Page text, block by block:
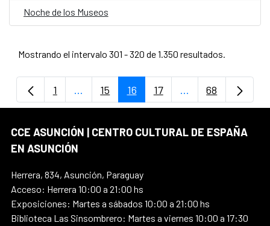
Noche de los Museos
Mostrando el intervalo 301 - 320 de 1.350 resultados.
Página
1 ...Páginas intermedias Use TAB para
Página
15 Página
16 Página
17 ...PáginasPágina
68
CCE ASUNCIÓN | CENTRO CULTURAL DE ESPAÑA
EN ASUNCIÓN
Herrera, 834, Asunción, Paraguay
Acceso: Herrera 10:00 a 21:00 hs
Exposiciones: Martes a sábados 10:00 a 21:00 hs
Biblioteca Las Sinsombrero: Martes a viernes 10:00 a 17:30